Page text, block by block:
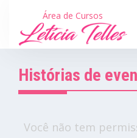
Área de Cursos
Histórias de
Você não tem